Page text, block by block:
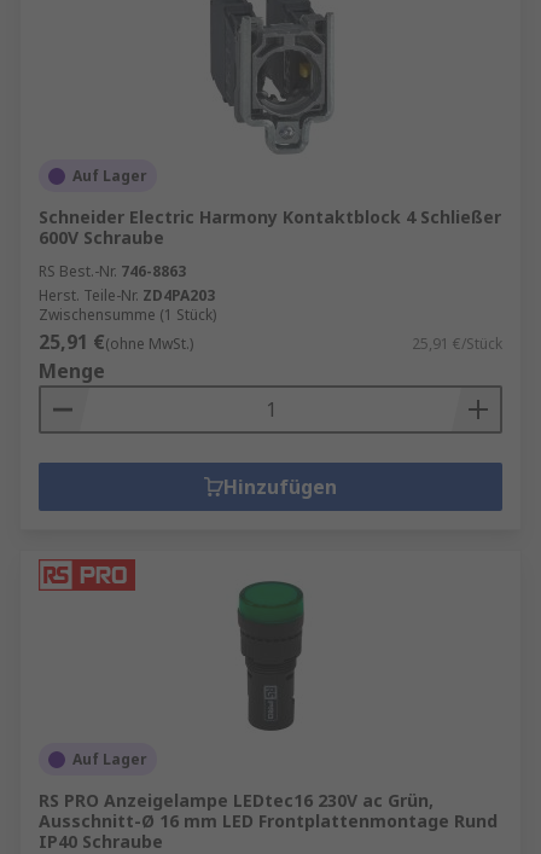
Auf Lager
Schneider Electric Harmony Kontaktblock 4 Schließer
600V Schraube
RS Best.-Nr. 746-8863
Herst. Teile-Nr. ZD4PA203
Zwischensumme (1 Stück)
25,91 €(ohne MwSt.) 25,91 €/Stück
Menge
Hinzufügen
Auf Lager
RS PRO Anzeigelampe LEDtec16 230V ac Grün,
Ausschnitt-Ø 16 mm LED Frontplattenmontage Rund
IP40 Schraube